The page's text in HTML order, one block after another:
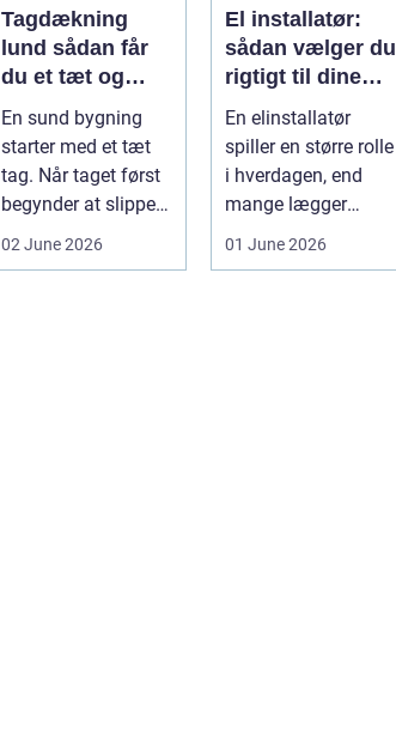
Tagdækning
lund sådan får
du et tæt og
holdbart tag
En sund bygning
starter med et tæt
tag. Når taget først
begynder at slippe
02 June 2026
El installatør:
sådan vælger du
rigtigt til dine
elinstallationer
En elinstallatør
spiller en større rolle
i hverdagen, end
mange lægger
01 June 2026